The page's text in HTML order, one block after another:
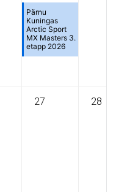
Pärnu
Kuningas
Arctic Sport
MX Masters 3.
etapp 2026
27 28